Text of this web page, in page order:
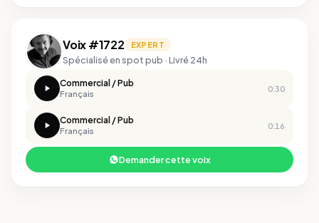
Voix #1722 EXPERT
Spécialisé en spot pub · Livré 24h
Commercial / Pub
Français
0:30
Commercial / Pub
Français
0:16
Demander cette voix